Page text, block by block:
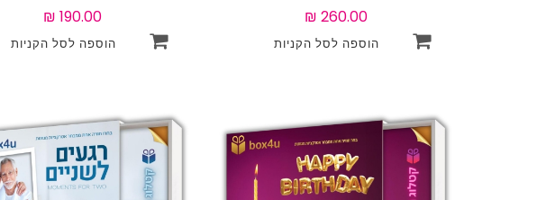
ופנאי עם 50 אטרקציות
לבחירה
‏260.00 ‏₪
‏190.00 ‏₪